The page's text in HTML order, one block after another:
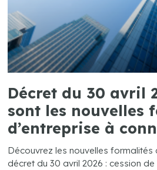
Décret du 30 avril
sont les nouvelles
d’entreprise à
Découvrez les nouvelles formalités
décret du 30 avril 2026 : cession de